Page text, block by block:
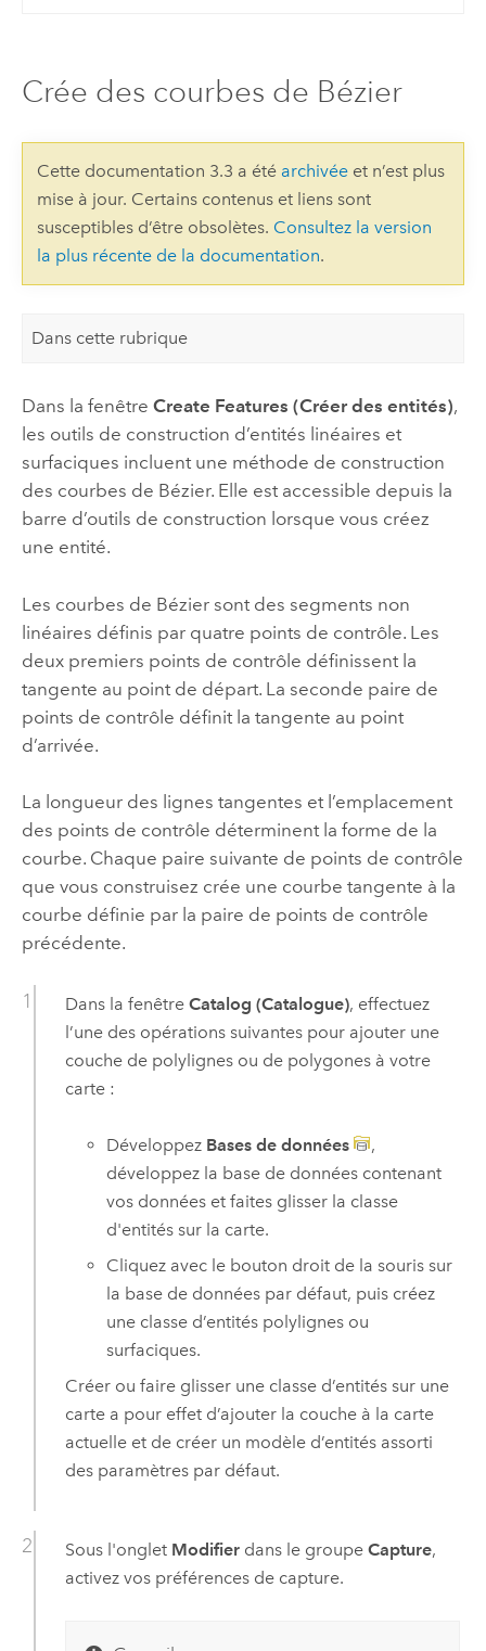
Crée des courbes de Bézier
Cette documentation 3.3 a été archivéeet n’est plus
mise à jour. Certains contenus et liens sont
susceptibles d’être obsolètes. Consultez la version
la plus récente de la documentation.
Dans cette rubrique
Dans la fenêtre Create Features (Créer des entités),
les outils de construction d’entités linéaires et
surfaciques incluent une méthode de construction
des courbes de Bézier. Elle est accessible depuis la
barre d’outils de construction lorsque vous créez
une entité.
Les courbes de Bézier sont des segments non
linéaires définis par quatre points de contrôle. Les
deux premiers points de contrôle définissent la
tangente au point de départ. La seconde paire de
points de contrôle définit la tangente au point
d’arrivée.
La longueur des lignes tangentes et l’emplacement
des points de contrôle déterminent la forme de la
courbe. Chaque paire suivante de points de contrôle
que vous construisez crée une courbe tangente à la
courbe définie par la paire de points de contrôle
précédente.
Dans la fenêtre Catalog (Catalogue), effectuez
l’une des opérations suivantes pour ajouter une
couche de polylignes ou de polygones à votre
carte :
Développez Bases de données
,
développez la base de données contenant
vos données et faites glisser la classe
d'entités sur la carte.
Cliquez avec le bouton droit de la souris sur
la base de données par défaut, puis créez
une classe d’entités polylignes ou
surfaciques.
Créer ou faire glisser une classe d’entités sur une
carte a pour effet d’ajouter la couche à la carte
actuelle et de créer un modèle d’entités assorti
des paramètres par défaut.
Sous l'onglet Modifierdans le groupe Capture,
activez vos préférences de capture.